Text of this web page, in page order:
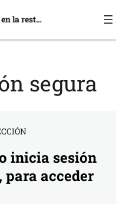
Manipulación de alimentos en la restauración
segura
inicia sesión
acceder
la
y a la
en la